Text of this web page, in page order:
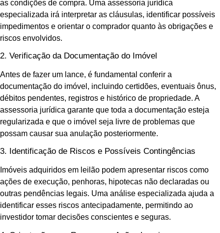
as condições de compra. Uma assessoria jurídica
especializada irá interpretar as cláusulas, identificar possíveis
impedimentos e orientar o comprador quanto às obrigações e
riscos envolvidos.
2. Verificação da Documentação do Imóvel
Antes de fazer um lance, é fundamental conferir a
documentação do imóvel, incluindo certidões, eventuais ônus,
débitos pendentes, registros e histórico de propriedade. A
assessoria jurídica garante que toda a documentação esteja
regularizada e que o imóvel seja livre de problemas que
possam causar sua anulação posteriormente.
3. Identificação de Riscos e Possíveis Contingências
Imóveis adquiridos em leilão podem apresentar riscos como
ações de execução, penhoras, hipotecas não declaradas ou
outras pendências legais. Uma análise especializada ajuda a
identificar esses riscos antecipadamente, permitindo ao
investidor tomar decisões conscientes e seguras.